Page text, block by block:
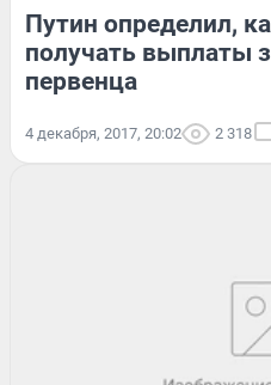
Путин определил,
получать выплаты
первенца
4 декабря, 2017, 20:02 2 318